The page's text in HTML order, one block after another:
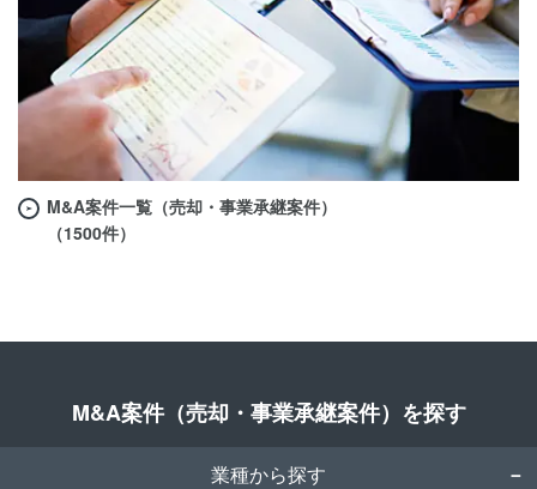
M&A案件一覧（売却・事業承継案件）
（1500件）
M&A案件（売却・事業承継案件）を探す
業種から探す